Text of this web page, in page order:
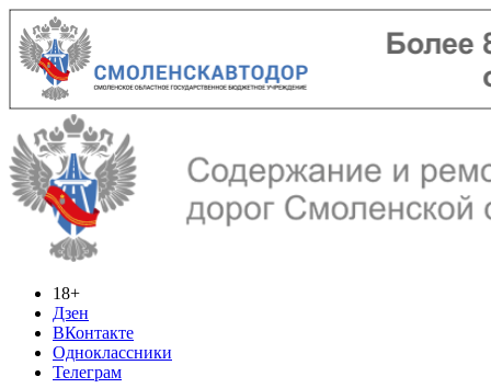
18+
Дзен
ВКонтакте
Одноклассники
Телеграм